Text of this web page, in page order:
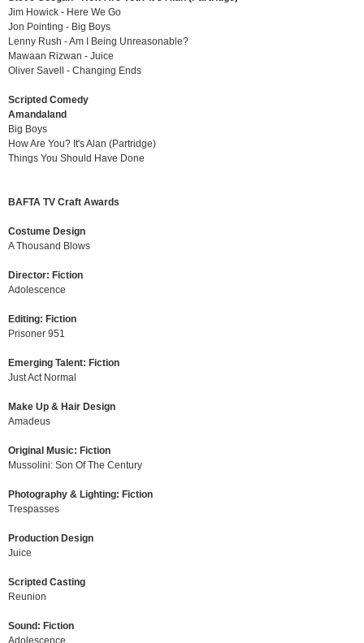
Jim Howick - Here We Go
Jon Pointing - Big Boys
Lenny Rush - Am I Being Unreasonable?
Mawaan Rizwan - Juice
Oliver Savell - Changing Ends
Scripted Comedy
Amandaland
Big Boys
How Are You? It's Alan (Partridge)
Things You Should Have Done
BAFTA TV Craft Awards
Costume Design
A Thousand Blows
Director: Fiction
Adolescence
Editing: Fiction
Prisoner 951
Emerging Talent: Fiction
Just Act Normal
Make Up & Hair Design
Amadeus
Original Music: Fiction
Mussolini: Son Of The Century
Photography & Lighting: Fiction
Trespasses
Production Design
Juice
Scripted Casting
Reunion
Sound: Fiction
Adolescence